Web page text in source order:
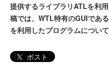
提供するライブラリATLを利
稿では、WTL特有のGUIであ
を利用したプログラムについて
ポスト